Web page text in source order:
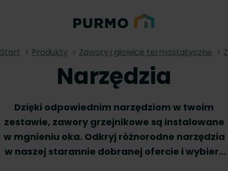
Start Produkty Zawory i głowice termostatyczne
Narzędzia
Dzięki odpowiednim narzędziom w twoim
zestawie, zawory grzejnikowe są instalowane
w mgnieniu oka. Odkryj różnorodne narzędzia
w naszej starannie dobranej ofercie i wybierz